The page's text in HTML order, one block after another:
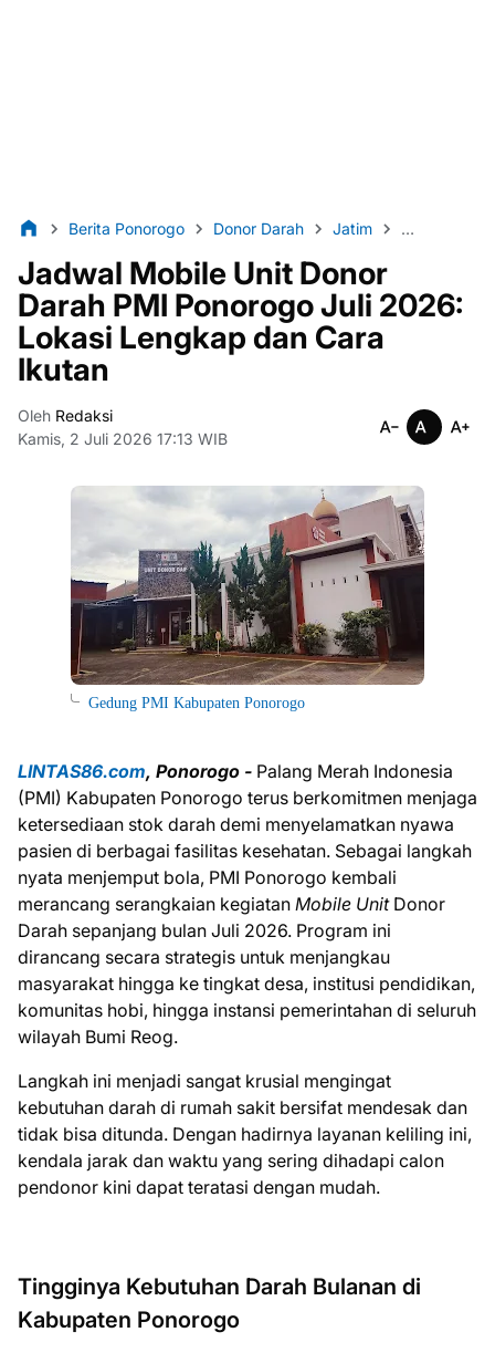
Berita Ponorogo Donor Darah Jatim lintas86
Jadwal Mobile Unit Donor
Darah PMI Ponorogo Juli 2026:
Lokasi Lengkap dan Cara
Ikutan
Oleh Redaksi
Kamis, 2 Juli 2026 17:13 WIB
Gedung PMI Kabupaten Ponorogo
LINTAS86.com, Ponorogo - Palang Merah Indonesia
(PMI) Kabupaten Ponorogo terus berkomitmen menjaga
ketersediaan stok darah demi menyelamatkan nyawa
pasien di berbagai fasilitas kesehatan. Sebagai langkah
nyata menjemput bola, PMI Ponorogo kembali
merancang serangkaian kegiatan Mobile UnitDonor
Darah sepanjang bulan Juli 2026. Program ini
dirancang secara strategis untuk menjangkau
masyarakat hingga ke tingkat desa, institusi pendidikan,
komunitas hobi, hingga instansi pemerintahan di seluruh
wilayah Bumi Reog.
Langkah ini menjadi sangat krusial mengingat
kebutuhan darah di rumah sakit bersifat mendesak dan
tidak bisa ditunda. Dengan hadirnya layanan keliling ini,
kendala jarak dan waktu yang sering dihadapi calon
pendonor kini dapat teratasi dengan mudah.
Tingginya Kebutuhan Darah Bulanan di
Kabupaten Ponorogo